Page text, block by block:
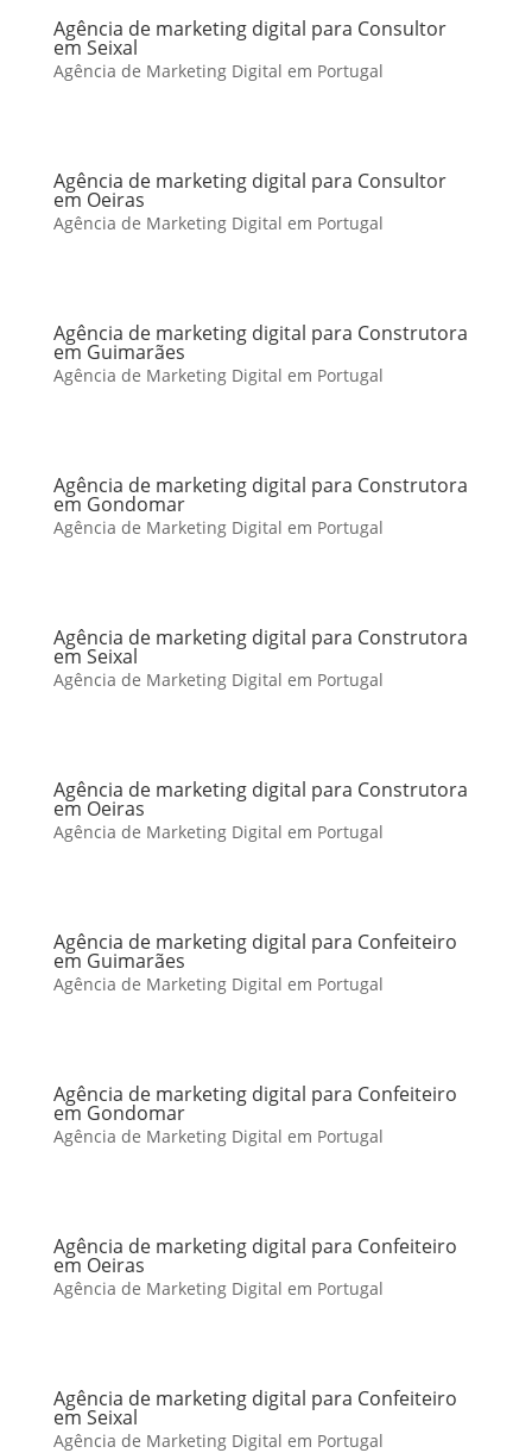
Agência de marketing digital para Consultor
em Seixal
Agência de Marketing Digital em Portugal
Agência de marketing digital para Consultor
em Oeiras
Agência de Marketing Digital em Portugal
Agência de marketing digital para Construtora
em Guimarães
Agência de Marketing Digital em Portugal
Agência de marketing digital para Construtora
em Gondomar
Agência de Marketing Digital em Portugal
Agência de marketing digital para Construtora
em Seixal
Agência de Marketing Digital em Portugal
Agência de marketing digital para Construtora
em Oeiras
Agência de Marketing Digital em Portugal
Agência de marketing digital para Confeiteiro
em Guimarães
Agência de Marketing Digital em Portugal
Agência de marketing digital para Confeiteiro
em Gondomar
Agência de Marketing Digital em Portugal
Agência de marketing digital para Confeiteiro
em Oeiras
Agência de Marketing Digital em Portugal
Agência de marketing digital para Confeiteiro
em Seixal
Agência de Marketing Digital em Portugal